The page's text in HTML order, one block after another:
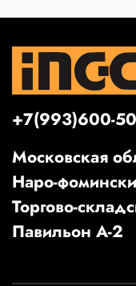
+7(993)600-
Московская
Наро-
Торгово-
Павильон А-2